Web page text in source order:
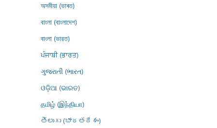
অসমীয়া (ভাৰত)
বাংলা (বাংলাদেশ)
বাংলা (ভারত)
ਪੰਜਾਬੀ (ਭਾਰਤ)
ગુજરાતી (ભારત)
ଓଡ଼ିଆ (ଭାରତ)
தமிழ் (இந்தியா)
తెలుగు (భారతదేశం)